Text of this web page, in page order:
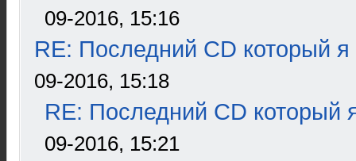
09-2016, 15:16
RE: Последний CD который я
09-2016, 15:18
RE: Последний CD который
09-2016, 15:21